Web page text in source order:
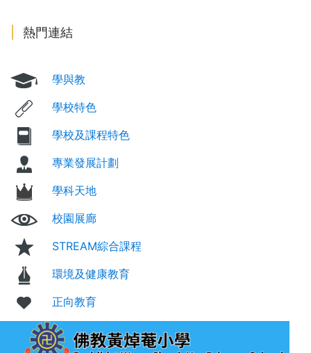
熱門連結
學與教
學校特色
學校及課程特色
專業發展計劃
學科天地
校園展廊
STREAM綜合課程
環境及健康教育
正向教育